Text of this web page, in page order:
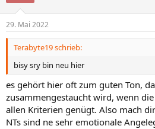
e
n
29. Mai 2022
Terabyte19 schrieb:
bisy sry bin neu hier
es gehört hier oft zum guten Ton,
zusammengestaucht wird, wenn
allen Kriterien genügt. Also mach
NTs sind ne sehr emotionale